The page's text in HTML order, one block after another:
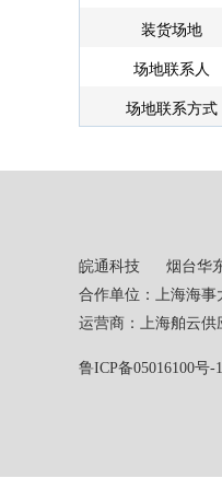
装货场地
场地联系人
场地联系方式
皖通科技 烟台华
合作单位：上海海事
运营商：上海舶
鲁ICP备05016100号-1